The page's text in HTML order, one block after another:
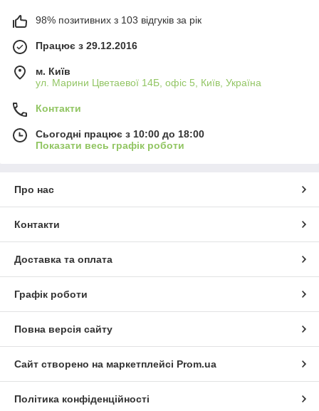
98% позитивних з 103 відгуків за рік
Працює з 29.12.2016
м. Київ
ул. Марини Цветаевої 14Б, офіс 5, Київ, Україна
Контакти
Сьогодні працює з 10:00 до 18:00
Показати весь графік роботи
Про нас
Контакти
Доставка та оплата
Графік роботи
Повна версія сайту
Сайт створено на маркетплейсі Prom.ua
Політика конфіденційності